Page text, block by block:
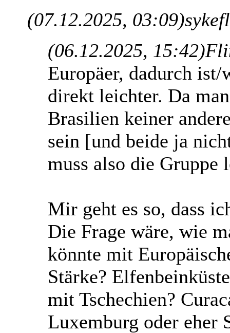
(07.12.2025, 03:09)
(06.12.2025, 15:42)
Europäer, dadurch
direkt leichter. Da
Brasilien keiner
sein [und beide ja
muss also die Gruppe
Mir geht es so, dass
Die Frage wäre, wie
könnte mit
Stärke?
mit Tschechien?
Luxemburg oder eher